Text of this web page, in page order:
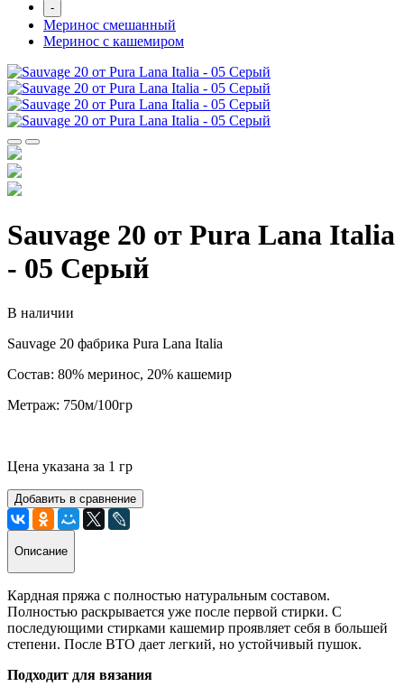
-
Меринос смешанный
Меринос с кашемиром
Sauvage 20 от Pura Lana Italia
- 05 Серый
В наличии
Sauvage 20 фабрика Pura Lana Italia
Состав: 80% меринос, 20% кашемир
Метраж: 750м/100гр
Цена указана за 1 гр
Добавить в сравнение
Описание
Кардная пряжа с полностью натуральным составом.
Полностью раскрывается уже после первой стирки. С
последующими стирками кашемир проявляет себя в большей
степени. После ВТО дает легкий, но устойчивый пушок.
Подходит для вязания